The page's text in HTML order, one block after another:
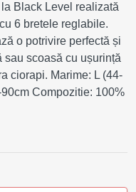
Black Level realizată
6 bretele reglabile.
o potrivire perfectă și
sau scoasă cu ușurință
ciorapi. Marime: L (44-
Compozitie: 100%